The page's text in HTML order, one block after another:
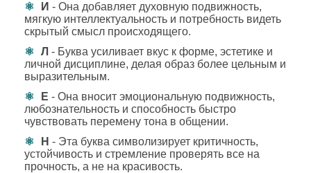
И - Она добавляет духовную подвижность,
мягкую интеллектуальность и потребность видеть
скрытый смысл происходящего.
Л - Буква усиливает вкус к форме, эстетике и
личной дисциплине, делая образ более цельным и
выразительным.
Е - Она вносит эмоциональную подвижность,
любознательность и способность быстро
чувствовать перемену тона в общении.
Н - Эта буква символизирует критичность,
устойчивость и стремление проверять все на
прочность, а не на красивость.